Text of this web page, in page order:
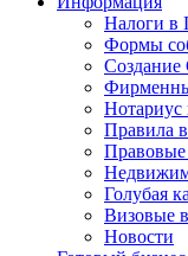
Налоги в
Формы
Создание
Нотариус
Правила
Правовые
Голубая
Визовые
Новости